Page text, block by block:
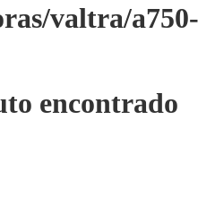
valtra/a750-
encontrado